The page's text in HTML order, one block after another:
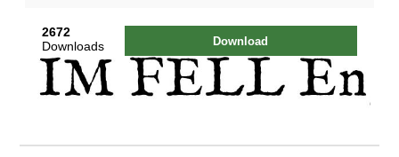
2672
Downloads
Download